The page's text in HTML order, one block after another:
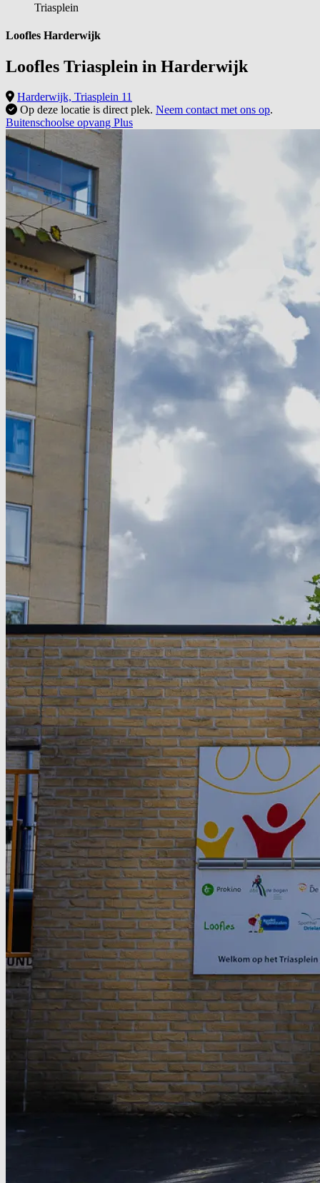
Triasplein
Loofles Harderwijk
Loofles Triasplein in Harderwijk
Harderwijk, Triasplein 11
Op deze locatie is direct plek. Neem contact met ons op.
Buitenschoolse opvang Plus